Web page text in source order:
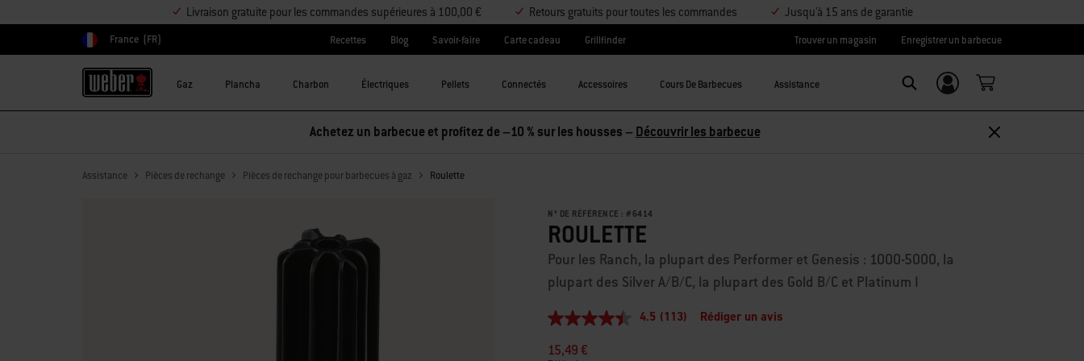
Livraison gratuite pour les commandes supérieures à 100,00 € Retours gratuits pour toutes les commandes Jusqu'à 15 ans de garantie
Choisir un pays
France (FR) Recettes Blog Savoir-faire Carte cadeau Grillfinder Trouver un magasin Enregistrer un barbecue
Gaz Plancha Charbon Électriques Pellets Connectés Accessoires Cours De Barbecues Assistance
Se connecter/
S’inscrire
Assistance Pièces de rechange Pièces de rechange pour barbecues à gaz Roulette
N° DE RÉFÉRENCE : # 6414
ROULETTE
Pour les Ranch, la plupart des Performer et Genesis : 1000-5000, la
plupart des Silver A/B/C, la plupart des Gold B/C et Platinum I
4.5
sur
4.5 (113) Rédiger un avis
15,49 €